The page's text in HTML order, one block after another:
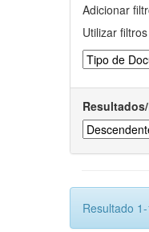
Adicionar
Utilizar
Resultado